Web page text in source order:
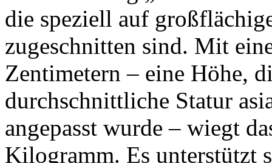
die speziell auf
zugeschnitten sind. Mit
Zentimetern – eine Höhe,
durchschnittliche Statur
angepasst wurde – wiegt
Kilogramm. Es unterstützt